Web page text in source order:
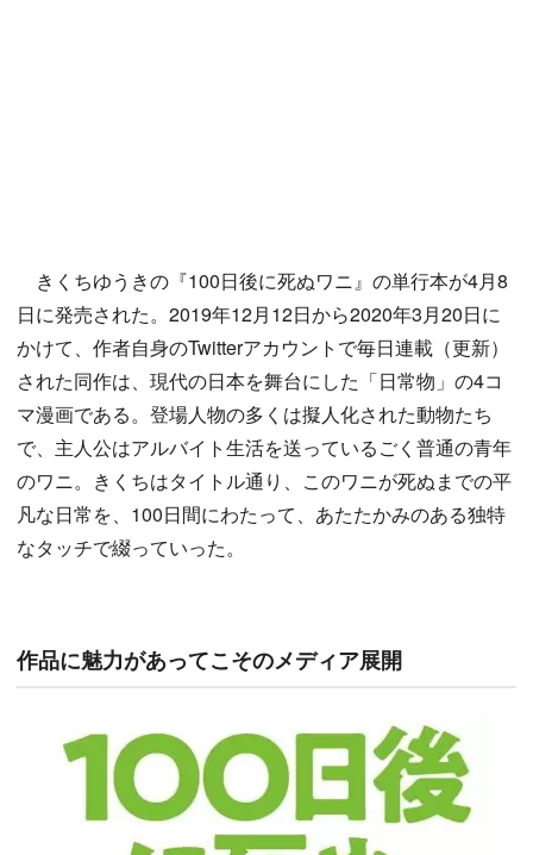
きくちゆうきの『100日後に死ぬワニ』の単行本が4月8
日に発売された。2019年12月12日から2020年3月20日に
かけて、作者自身のTwitterアカウントで毎日連載（更新）
された同作は、現代の日本を舞台にした「日常物」の4コ
マ漫画である。登場人物の多くは擬人化された動物たち
で、主人公はアルバイト生活を送っているごく普通の青年
のワニ。きくちはタイトル通り、このワニが死ぬまでの平
凡な日常を、100日間にわたって、あたたかみのある独特
なタッチで綴っていった。
作品に魅力があってこそのメディア展開